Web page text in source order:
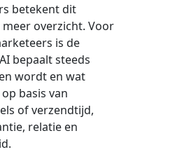
betekent dit
overzicht. Voor
is de
bepaalt steeds
wordt en wat
basis van
of verzendtijd,
relatie en